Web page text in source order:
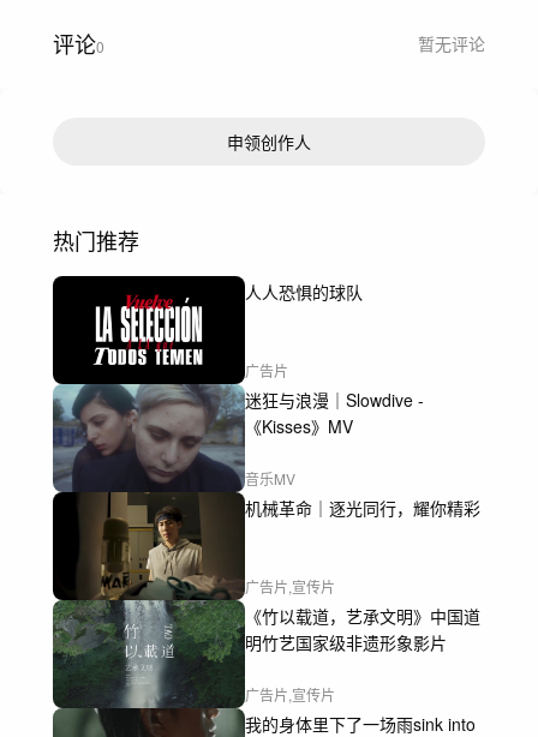
评论0 暂无评论
申领创作人
热门推荐
人人恐惧的球队
广告片
迷狂与浪漫｜Slowdive -
《Kisses》MV
音乐MV
机械革命｜逐光同行，耀你精彩
广告片,宣传片
《竹以载道，艺承文明》中国道
明竹艺国家级非遗形象影片
广告片,宣传片
我的身体里下了一场雨sink into